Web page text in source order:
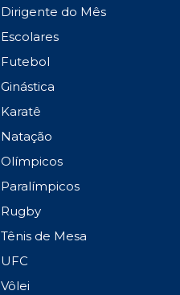
Dirigente do Mês
Escolares
Futebol
Ginástica
Karatê
Natação
Olímpicos
Paralímpicos
Rugby
Tênis de Mesa
UFC
Vôlei